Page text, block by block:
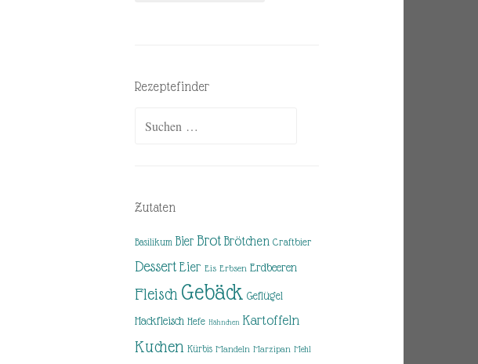
Rezeptefinder
Zutaten
Basilikum Bier Brot Brötchen Craftbier
Dessert Eier Eis Erbsen Erdbeeren
Fleisch Gebäck Geflügel
Hackfleisch Hefe Hähnchen Kartoffeln
Kuchen Kürbis Mandeln Marzipan Mehl